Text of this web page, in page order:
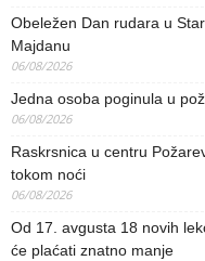
Obeležen Dan rudara u
Majdanu
06/08/2026
Jedna osoba poginula u
06/08/2026
Raskrsnica u centru
tokom noći
06/08/2026
Od 17. avgusta 18 novih
će plaćati znatno manje